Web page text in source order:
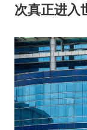
次真正进入